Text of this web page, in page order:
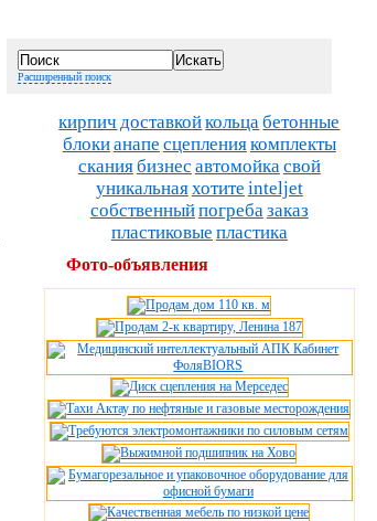
Расширенный поиск
кирпич доставкойкольцабетонные
блокианапе сцеплениякомплекты
сканиябизнес автомойкасвой
уникальнаяхотите inteljet
собственныйпогребазаказ
пластиковые пластика
Фото-объявления